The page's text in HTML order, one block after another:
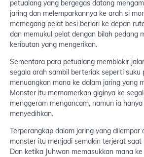
petualang yang bergegas datang
jaring dan melemparkannya ke arah si
memegang pelat besi berlari ke depan
dan memukul pelat dengan bilah pedang
keributan yang mengerikan.
Sementara para petualang memblokir
segala arah sambil berteriak seperti suku
menuangkan mana ke dalam jaring yang
Monster itu memamerkan giginya ke
menggeram mengancam, namun ia
menyedihkan.
Terperangkap dalam jaring yang dilempar
monster itu menjadi semakin terjerat
Dan ketika Juhwan memasukkan mana